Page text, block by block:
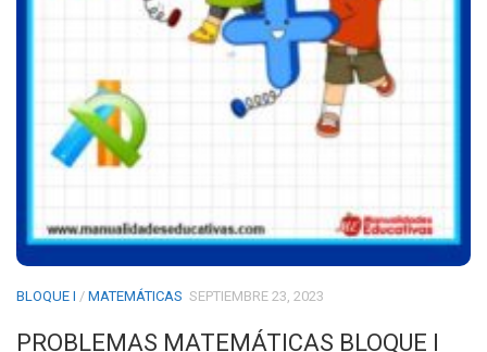
BLOQUE I / MATEMÁTICAS SEPTIEMBRE 23, 2023
PROBLEMAS MATEMÁTICAS BLOQUE I